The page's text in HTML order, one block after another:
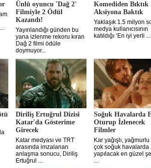
Ünlü oyuncu 'Dağ 2'
Filmiyle 2 Ödül
Kazandı!
Yayınlandığı günden bu
yana izlenme rekoru kıran
Dağ 2 filmi ödüle
doymuyor...
Komediden Bıktık
Aksiyona Baktık
Yaklaşık 1.5 milyon
medya kullanıcısının
katıldığı ‘En iyi yerli ...
Diriliş Ertuğrul Dizisi
Katar'da Gösterime
Girecek
Katar medyası ve TRT
arasında imzalanan
anlaşma sonucu, Diriliş
Ertuğrul ...
Soğuk Havalarda
Oturup İzlenecek
Filmler
Kar yağışlı,
çok soğuk havalarda
yapılacak en güzel
...